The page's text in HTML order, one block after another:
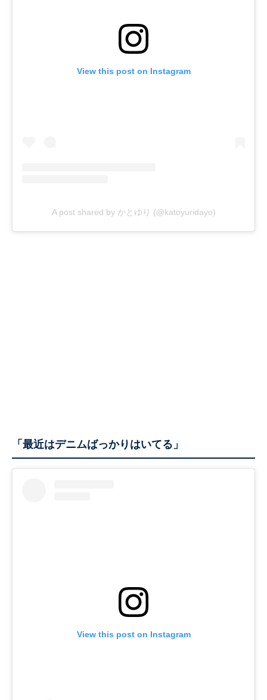
View this post on Instagram
A post shared by かとゆり (@katoyuridayo)
「最近はデニムばっかりはいてる」
View this post on Instagram